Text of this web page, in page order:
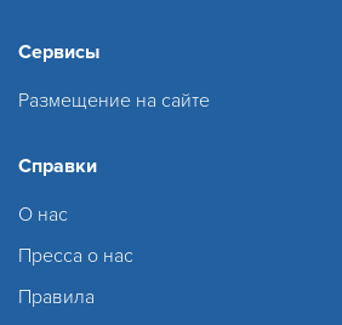
Сервисы
Размещение на сайте
Справки
О нас
Пресса о нас
Правила